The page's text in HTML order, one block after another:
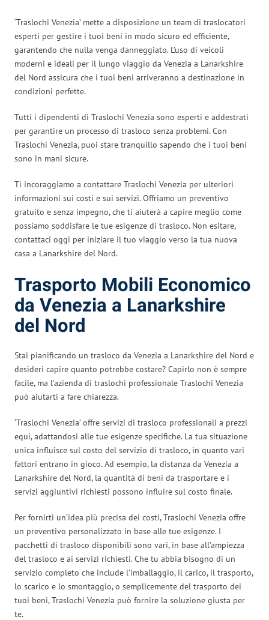
‘Traslochi Venezia’ mette a disposizione un team di traslocatori
esperti per gestire i tuoi beni in modo sicuro ed efficiente,
garantendo che nulla venga danneggiato. L’uso di veicoli
moderni e ideali per il lungo viaggio da Venezia a Lanarkshire
del Nord assicura che i tuoi beni arriveranno a destinazione in
condizioni perfette.
Tutti i dipendenti di Traslochi Venezia sono esperti e addestrati
per garantire un processo di trasloco senza problemi. Con
Traslochi Venezia, puoi stare tranquillo sapendo che i tuoi beni
sono in mani sicure.
Ti incoraggiamo a contattare Traslochi Venezia per ulteriori
informazioni sui costi e sui servizi. Offriamo un preventivo
gratuito e senza impegno, che ti aiuterà a capire meglio come
possiamo soddisfare le tue esigenze di trasloco. Non esitare,
contattaci oggi per iniziare il tuo viaggio verso la tua nuova
casa a Lanarkshire del Nord.
Trasporto Mobili Economico
da Venezia a Lanarkshire
del Nord
Stai pianificando un trasloco da Venezia a Lanarkshire del Nord e
desideri capire quanto potrebbe costare? Capirlo non è sempre
facile, ma l’azienda di traslochi professionale Traslochi Venezia
può aiutarti a fare chiarezza.
‘Traslochi Venezia’ offre servizi di trasloco professionali a prezzi
equi, adattandosi alle tue esigenze specifiche. La tua situazione
unica influisce sul costo del servizio di trasloco, in quanto vari
fattori entrano in gioco. Ad esempio, la distanza da Venezia a
Lanarkshire del Nord, la quantità di beni da trasportare e i
servizi aggiuntivi richiesti possono influire sul costo finale.
Per fornirti un’idea più precisa dei costi, Traslochi Venezia offre
un preventivo personalizzato in base alle tue esigenze. I
pacchetti di trasloco disponibili sono vari, in base all’ampiezza
del trasloco e ai servizi richiesti. Che tu abbia bisogno di un
servizio completo che include l’imballaggio, il carico, il trasporto,
lo scarico e lo smontaggio, o semplicemente del trasporto dei
tuoi beni, Traslochi Venezia può fornire la soluzione giusta per
te.